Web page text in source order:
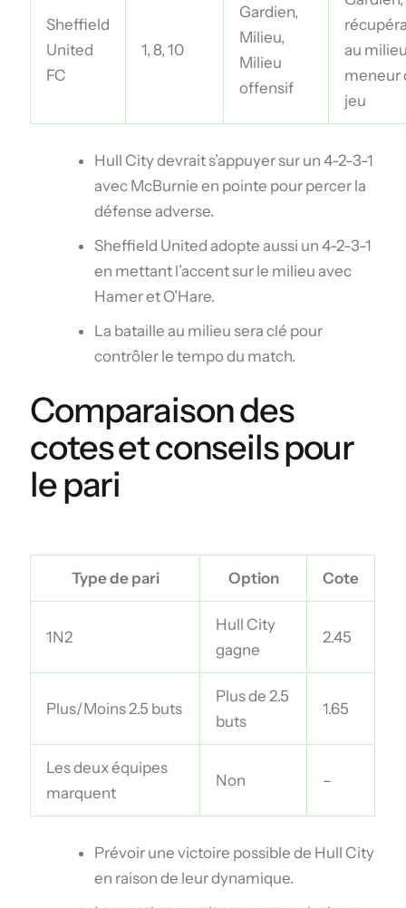
Sheffield
United
FC
1, 8, 10
Gardien,
Milieu,
Milieu
offensif
au
meneur
jeu
Hull City devrait s’appuyer sur un 4-2-3-1
avec McBurnie en pointe pour percer la
défense adverse.
Sheffield United adopte aussi un 4-2-3-1
en mettant l’accent sur le milieu avec
Hamer et O’Hare.
La bataille au milieu sera clé pour
contrôler le tempo du match.
Comparaison des
cotes et conseils pour
le pari
Type de pari Option Cote
1N2
Hull City
gagne
2.45
Plus/Moins 2.5 buts
Plus de 2.5
buts
1.65
Les deux équipes
marquent
Non –
Prévoir une victoire possible de Hull City
en raison de leur dynamique.